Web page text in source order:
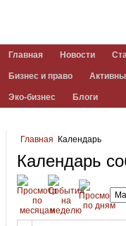
Главная Новости
Бизнес и право
Эко-бизнес Блоги
Главная Календарь
Календарь